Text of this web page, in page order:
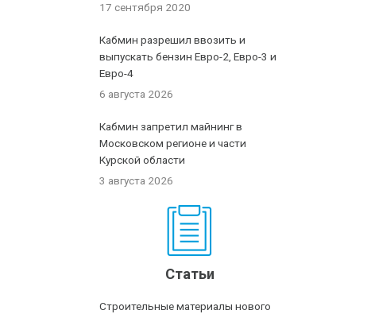
17 сентября 2020
Кабмин разрешил ввозить и
выпускать бензин Евро-2, Евро-3 и
Евро-4
6 августа 2026
Кабмин запретил майнинг в
Московском регионе и части
Курской области
3 августа 2026
Статьи
Строительные материалы нового